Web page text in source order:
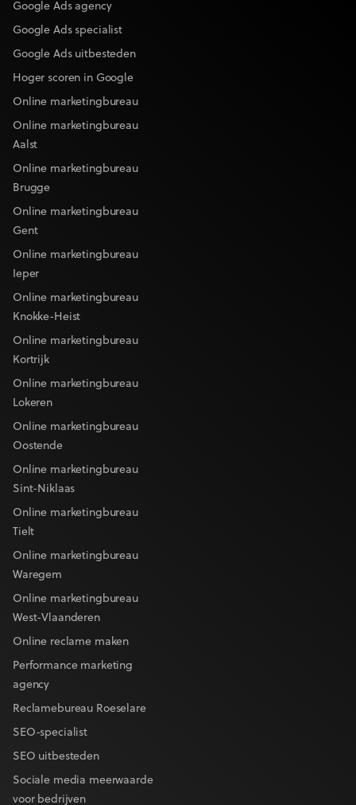
Google Ads agency
Google Ads specialist
Google Ads uitbesteden
Hoger scoren in Google
Online marketingbureau
Online marketingbureau
Aalst
Online marketingbureau
Brugge
Online marketingbureau
Gent
Online marketingbureau
Ieper
Online marketingbureau
Knokke-Heist
Online marketingbureau
Kortrijk
Online marketingbureau
Lokeren
Online marketingbureau
Oostende
Online marketingbureau
Sint-Niklaas
Online marketingbureau
Tielt
Online marketingbureau
Waregem
Online marketingbureau
West-Vlaanderen
Online reclame maken
Performance marketing
agency
Reclamebureau Roeselare
SEO-specialist
SEO uitbesteden
Sociale media meerwaarde
voor bedrijven